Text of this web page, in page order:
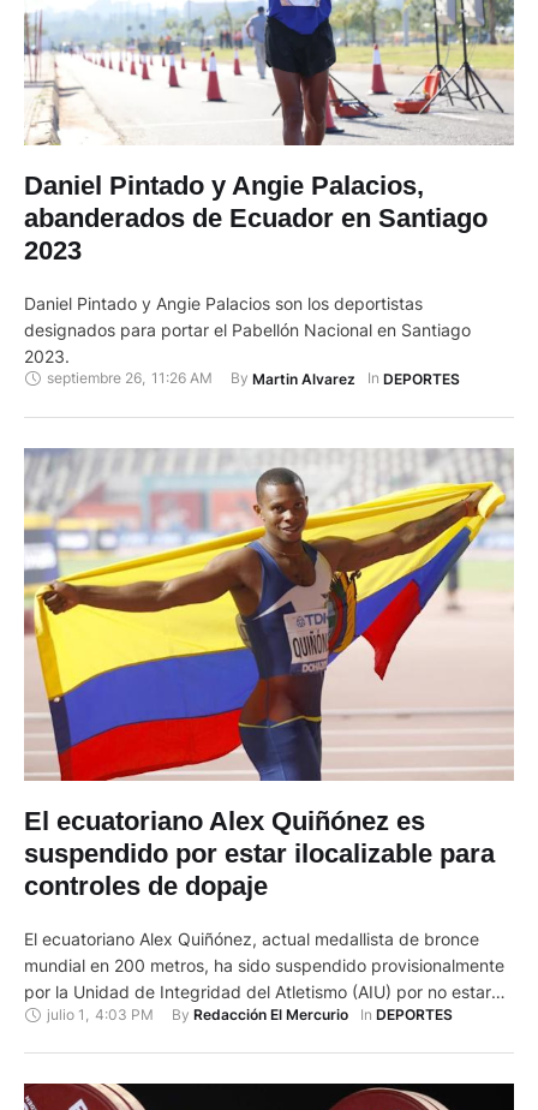
Daniel Pintado y Angie Palacios,
abanderados de Ecuador en Santiago
2023
Daniel Pintado y Angie Palacios son los deportistas
designados para portar el Pabellón Nacional en Santiago
2023.
septiembre 26, 11:26 AM By Martin Alvarez In DEPORTES
El ecuatoriano Alex Quiñónez es
suspendido por estar ilocalizable para
controles de dopaje
El ecuatoriano Alex Quiñónez, actual medallista de bronce
mundial en 200 metros, ha sido suspendido provisionalmente
por la Unidad de Integridad del Atletismo (AIU) por no estar
localizable tres veces en el plazo de doce meses para
julio 1 4:03 PM By Redacción El Mercurio In DEPORTES